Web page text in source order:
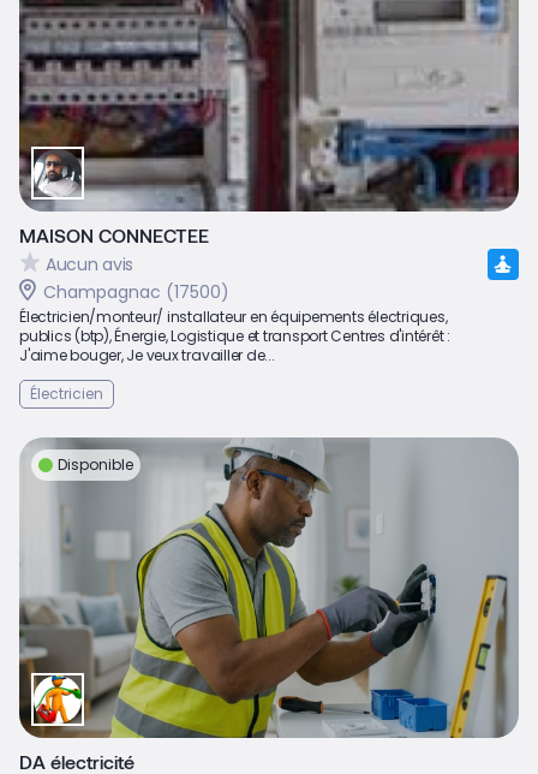
MAISON CONNECTEE
Aucun avis
Champagnac (17500)
Électricien/monteur/ installateur en équipements électriques,
publics (btp), Énergie, Logistique et transport Centres d'intérêt :
J'aime bouger, Je veux travailler de...
Électricien
Disponible
DA électricité